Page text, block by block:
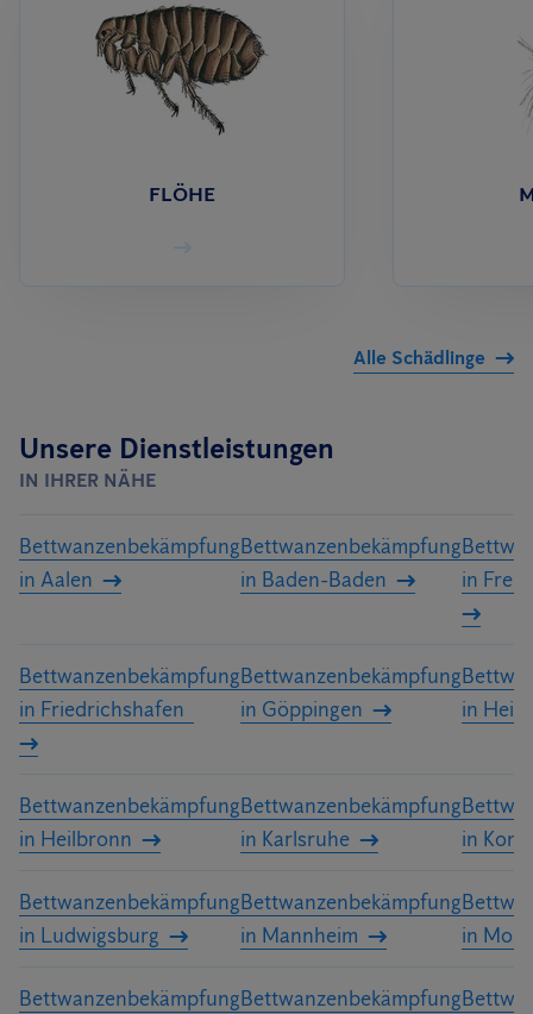
FLÖHE
Alle Schädlinge
Unsere Dienstleistungen
IN IHRER NÄHE
Bettwanzenbekämpfung
in Aalen
Bettwanzenbekämpfung
in Baden-Baden
in
Bettwanzenbekämpfung
in Friedrichshafen
Bettwanzenbekämpfung
in Göppingen
in
Bettwanzenbekämpfung
in Heilbronn
Bettwanzenbekämpfung
in Karlsruhe
in
Bettwanzenbekämpfung
in Ludwigsburg
Bettwanzenbekämpfung
in Mannheim
in
BettwanzenbekämpfungBettwanzenbekämpfung